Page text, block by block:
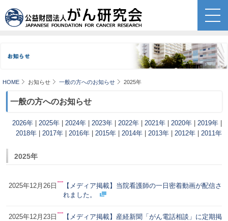
HOME お知らせ 一般の方へのお知らせ 2025年
一般の方へのお知らせ
2026年 | 2025年 | 2024年 | 2023年 | 2022年 | 2021年 | 2020年 | 2019年 |
2018年 | 2017年 | 2016年 | 2015年 | 2014年 | 2013年 | 2012年 | 2011年
2025年
2025年12月26日
【メディア掲載】当院看護師の一日密着動画が配信さ
れました。
2025年12月23日
【メディア掲載】産経新聞「がん電話相談」に定期掲